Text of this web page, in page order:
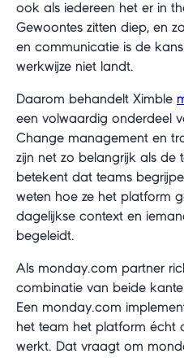
ook als iedereen het er in
Gewoontes zitten diep, en
en communicatie is de
werkwijze niet landt.
Daarom behandelt Ximble
een volwaardig onderdeel
Change management en
zijn net zo belangrijk als de
betekent dat teams
weten hoe ze het platform
dagelijkse context en
begeleidt.
Als monday.com partner
combinatie van beide
Een monday.com
het team het platform écht
werkt. Dat vraagt om